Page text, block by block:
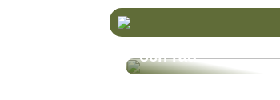
din platt-TV – Tips
och råd